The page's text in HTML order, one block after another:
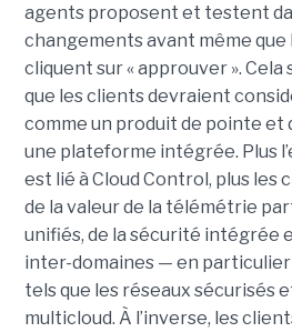
agents proposent et testent
changements avant même que
cliquent sur « approuver ». Cela
que les clients devraient
comme un produit de pointe et
une plateforme intégrée. Plus
est lié à Cloud Control, plus
de la valeur de la télémétrie
unifiés, de la sécurité intégrée
inter-domaines — en particulier
tels que les réseaux sécurisés
multicloud. À l’inverse, les